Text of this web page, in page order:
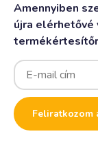
Amennyiben
újra
Enter
your
email
address
to
join
the
Feliratkozom